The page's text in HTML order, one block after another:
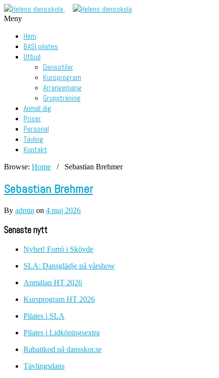
Meny
Hem
BASI pilates
Utbud
Dansstilar
Kursprogram
Arrangemang
Gruppträning
Anmäl dig
Priser
Personal
Tävling
Kontakt
Browse: Home / Sebastian Brehmer
Sebastian Brehmer
By admin on 4 maj 2026
Senaste nytt
Nyhet! Forró i Skövde
SLA: Dansglädje på vårshow
Anmälan HT 2026
Kursprogram HT 2026
Pilates i SLA
Pilates i Lidköpingsextra
Rabattkod på dansskor.se
Tävlingsdans